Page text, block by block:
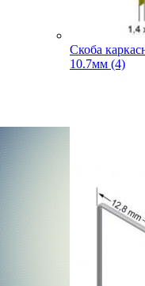
Скоба
10.7мм (4)